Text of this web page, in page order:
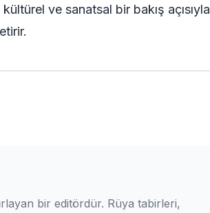
ve sanatsal bir bakış açısıyla
bir editördür. Rüya tabirleri,